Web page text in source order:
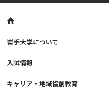
岩手大学について
入試情報
キャリア・地域協創教育